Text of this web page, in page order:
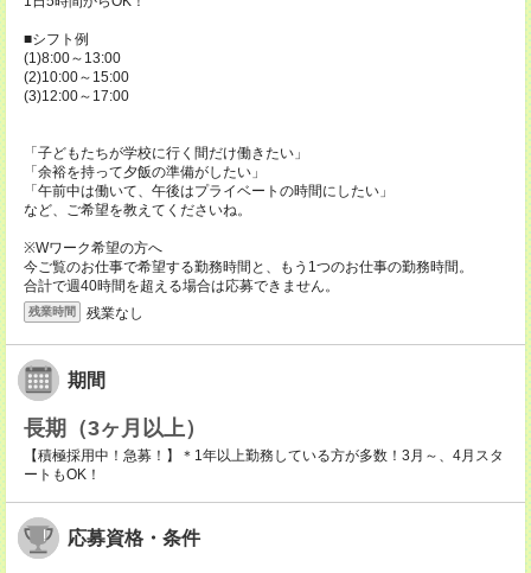
■シフト例
(1)8:00～13:00
(2)10:00～15:00
(3)12:00～17:00
「子どもたちが学校に行く間だけ働きたい」
「余裕を持って夕飯の準備がしたい」
「午前中は働いて、午後はプライベートの時間にしたい」
など、ご希望を教えてくださいね。
※Wワーク希望の方へ
今ご覧のお仕事で希望する勤務時間と、もう1つのお仕事の勤務時間。
合計で週40時間を超える場合は応募できません。
残業時間 残業なし
期間
長期（3ヶ月以上）
【積極採用中！急募！】＊1年以上勤務している方が多数！3月～、4月スタ
ートもOK！
応募資格・条件